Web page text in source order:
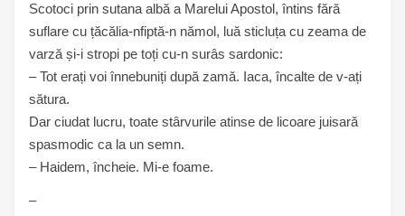
Scotoci prin sutana albă a Marelui Apostol, întins fără
suflare cu țăcălia-nfiptă-n nămol, luă sticluța cu zeama de
varză și-i stropi pe toți cu-n surâs sardonic:
– Tot erați voi înnebuniți după zamă. Iaca, încalte de v-ați
sătura.
Dar ciudat lucru, toate stârvurile atinse de licoare juisară
spasmodic ca la un semn.
– Haidem, încheie. Mi-e foame.
–